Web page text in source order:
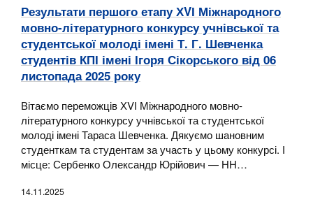
Результати першого етапу ХVІ Міжнародного
мовно-літературного конкурсу учнівської та
студентської молоді імені Т. Г. Шевченка
студентів КПІ імені Ігоря Сікорського від 06
листопада 2025 року
Вітаємо переможців ХVІ Міжнародного мовно-
літературного конкурсу учнівської та студентської
молоді імені Тараса Шевченка. Дякуємо шановним
студенткам та студентам за участь у цьому конкурсі. І
місце: Сербенко Олександр Юрійович — НН…
14.11.2025